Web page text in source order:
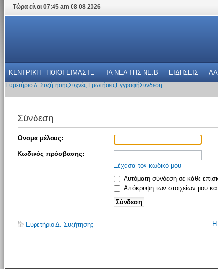
Τώρα είναι 07:45 am 08 08 2026
ΚΕΝΤΡΙΚΗ ΠΟΙΟΙ ΕΙΜΑΣΤΕ ΤΑ ΝΕΑ THΣ NE.B ΕΙΔΗΣΕΙΣ
Ευρετήριο Δ. ΣυζήτησηςΣυχνές Ερωτήσεις ΕγγραφήΣύνδεση
Σύνδεση
Όνομα μέλους:
Κωδικός πρόσβασης:
Ξέχασα τον κωδικό μου
Αυτόματη σύνδεση σε κάθε
Απόκρυψη των στοιχείων μου
Ευρετήριο Δ. Συζήτησης Η